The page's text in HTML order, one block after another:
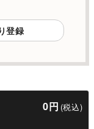
登録
0円 (税込)